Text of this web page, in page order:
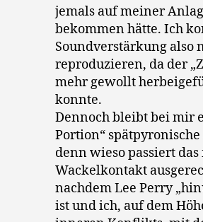
jemals auf meiner
bekommen hätte. Ich
Soundverstärkung also
reproduzieren, da der
mehr gewollt
konnte.
Dennoch bleibt bei mir
Portion“ spätpyronische
denn wieso passiert
Wackelkontakt
nachdem Lee Perry
ist und ich, auf dem